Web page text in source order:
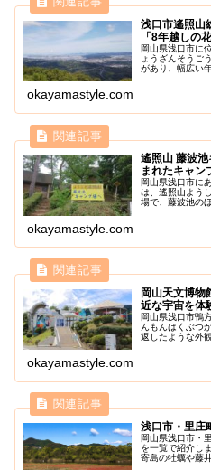
浅口市遙照山
「8年越しの
岡山県浅口市に
ょうざんそうご
があり、幅広い
い絶景を見るこ
okayamastyle.com
遙照山 藤波
まれたキャン
岡山県浅口市に
は、遙照山よう
場で、藤波池の
る街としても有
okayamastyle.com
岡山天文博物
近な宇宙を体
岡山県浅口市鴨
んもんはくぶつ
返したような外
okayamastyle.com
浅口市・里庄
岡山県浅口市・
を一覧で紹介し
寄島の牡蠣や藤